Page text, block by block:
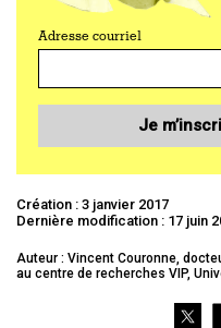
Adresse courriel
Je
Création : 3 janvier 2017
Dernière modification : 17 juin
Auteur : Vincent Couronne,
au centre de recherches VIP,